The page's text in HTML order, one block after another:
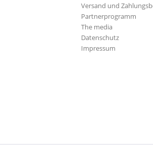
Versand und
Partnerprogramm
The media
Datenschutz
Impressum